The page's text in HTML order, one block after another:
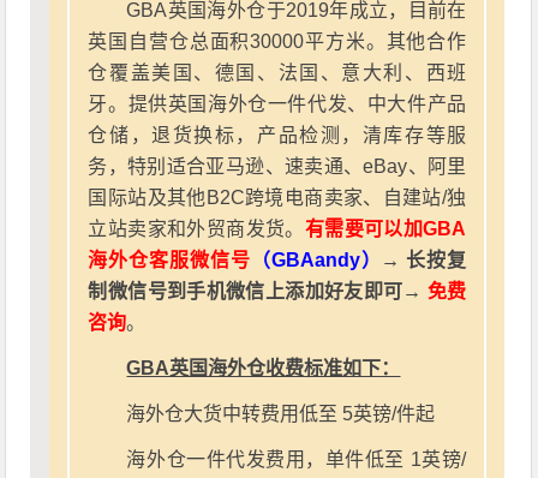
GBA英国海外仓于2019年成立，目前在
英国自营仓总面积30000平方米。其他合作
仓覆盖美国、德国、法国、意大利、西班
牙。提供英国海外仓一件代发、中大件产品
仓储，退货换标，产品检测，清库存等服
务，特别适合亚马逊、速卖通、eBay、阿里
国际站及其他B2C跨境电商卖家、自建站/独
立站卖家和外贸商发货。 有需要可以加GBA
海外仓客服微信号 （GBAandy）
→ 长按复
制微信号到手机微信上添加好友即可→ 免费
咨询。
GBA英国海外仓收费标准如下：
海外仓大货中转费用低至 5英镑/件起
海外仓一件代发费用，单件低至 1英镑/